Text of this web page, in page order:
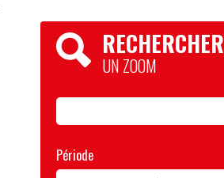
RECHERCHER
UN ZOOM
Période